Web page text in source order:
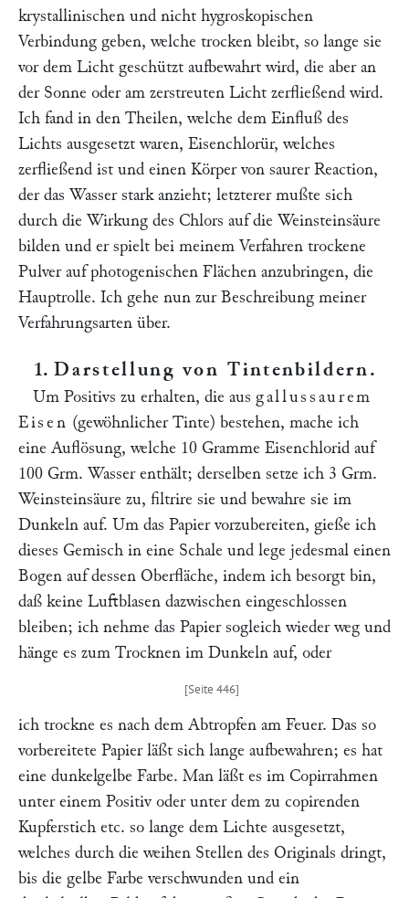
krystallinischen und nicht hygroskopischen
Verbindung geben, welche trocken bleibt, so lange sie
vor dem Licht geschützt aufbewahrt wird, die aber an
der Sonne oder am zerstreuten Licht zerfließend wird.
Ich fand in den Theilen, welche dem Einfluß des
Lichts ausgesetzt waren, Eisenchlorür, welches
zerfließend ist und einen Körper von saurer Reaction,
der das Wasser stark anzieht; letzterer mußte sich
durch die Wirkung des Chlors auf die Weinsteinsäure
bilden und er spielt bei meinem Verfahren trockene
Pulver auf photogenischen Flächen anzubringen, die
Hauptrolle. Ich gehe nun zur Beschreibung meiner
Verfahrungsarten über.
1.Darstellung von Tintenbildern .
Um Positivs zu erhalten, die aus gallussaurem
Eisen (gewöhnlicher Tinte) bestehen, mache ich
eine Auflösung, welche 10 Gramme Eisenchlorid auf
100 Grm. Wasser enthält; derselben setze ich 3 Grm.
Weinsteinsäure zu, filtrire sie und bewahre sie im
Dunkeln auf. Um das Papier vorzubereiten, gieße ich
dieses Gemisch in eine Schale und lege jedesmal einen
Bogen auf dessen Oberfläche, indem ich besorgt bin,
daß keine Luftblasen dazwischen eingeschlossen
bleiben; ich nehme das Papier sogleich wieder weg und
hänge es zum Trocknen im Dunkeln auf, oder
ich trockne es nach dem Abtropfen am Feuer. Das so
vorbereitete Papier läßt sich lange aufbewahren; es hat
eine dunkelgelbe Farbe. Man läßt es im Copirrahmen
unter einem Positiv oder unter dem zu copirenden
Kupferstich etc. so lange dem Lichte ausgesetzt,
welches durch die weihen Stellen des Originals dringt,
bis die gelbe Farbe verschwunden und ein